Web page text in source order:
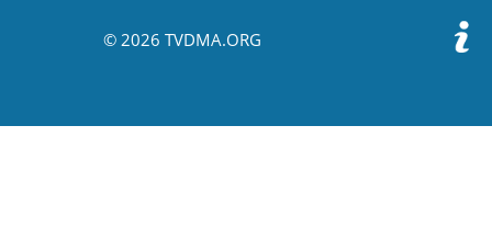
© 2026 TVDMA.ORG